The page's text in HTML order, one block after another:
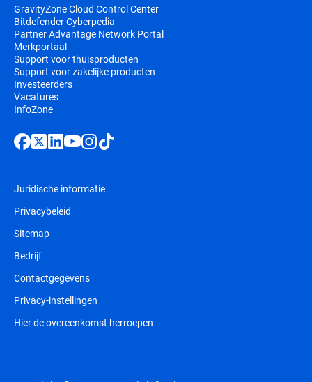
GravityZone Cloud Control Center
Bitdefender Cyberpedia
Partner Advantage Network Portal
Merkportaal
Support voor thuisproducten
Support voor zakelijke producten
Investeerders
Vacatures
InfoZone
Juridische informatie
Privacybeleid
Sitemap
Bedrijf
Contactgegevens
Privacy-instellingen
Hier de overeenkomst herroepen